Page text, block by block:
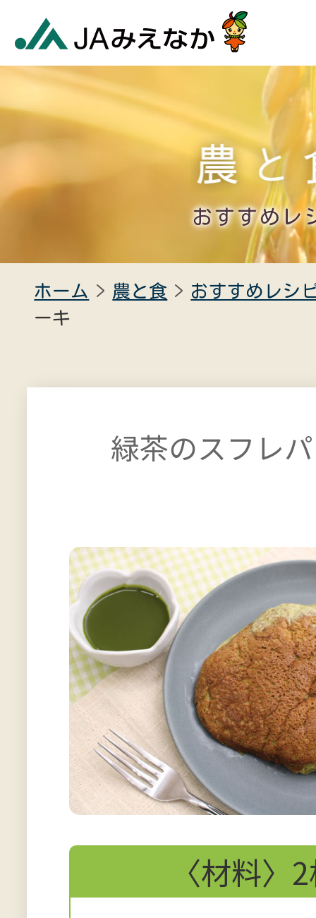
おすすめレ
ホーム 農と食
おすすめレシ
ーキ
緑茶のスフレ
〈材料〉